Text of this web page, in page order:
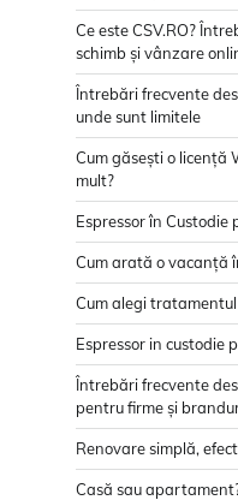
Ce este CSV.RO?
schimb și vânzare
Întrebări frecvente
unde sunt limitele
Cum găsești o licență
mult?
Espressor în
Cum arată o vacanță
Cum alegi
Espressor in custodie
Întrebări frecvente
pentru firme și
Renovare simplă,
Casă sau